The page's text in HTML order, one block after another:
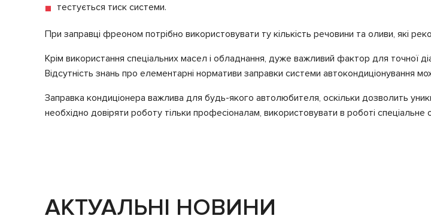
тестується тиск системи.
При заправці фреоном потрібно використовувати ту кількість речовини та оливи, які
Крім використання спеціальних масел і обладнання, дуже важливий фактор для точної
Відсутність знань про елементарні нормативи заправки системи автокондиціонування
Заправка кондиціонера важлива для будь-якого автолюбителя, оскільки дозволить
необхідно довіряти роботу тільки професіоналам, використовувати в роботі спеціальне
АКТУАЛЬНІ НОВИНИ